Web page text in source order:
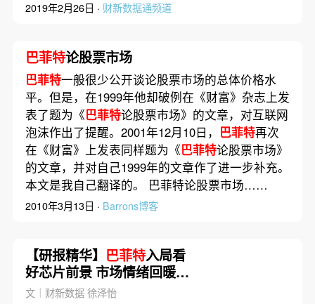
2019年2月26日 · 财新数据通频道
巴菲特论股票市场
巴菲特一般很少公开谈论股票市场的总体价格水
平。但是，在1999年他却破例在《财富》杂志上发
表了题为《巴菲特论股票市场》的文章，对互联网
泡沫作出了提醒。2001年12月10日， 巴菲特再次
在《财富》上发表同样题为《巴菲特论股票市场》
的文章，并对自己1999年的文章作了进一步补充。
本文是我自己翻译的。 巴菲特论股票市场……
2010年3月13日 · Barrons博客
【研报精华】 巴菲特入局看
好芯片前景 市场情绪回暖但
周期仍未见底
文｜财新数据 徐泽怡